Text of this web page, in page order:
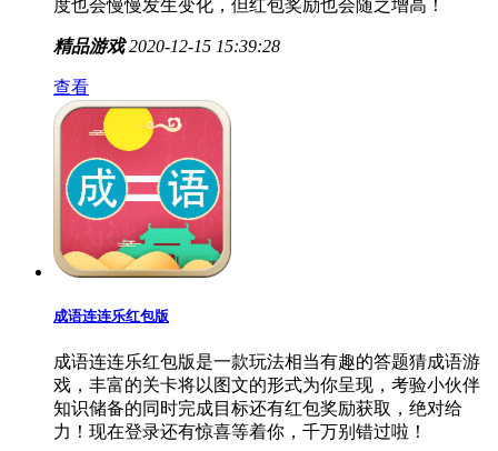
度也会慢慢发生变化，但红包奖励也会随之增高！
精品游戏 2020-12-15 15:39:28
查看
成语连连乐红包版
成语连连乐红包版是一款玩法相当有趣的答题猜成语游
戏，丰富的关卡将以图文的形式为你呈现，考验小伙伴
知识储备的同时完成目标还有红包奖励获取，绝对给
力！现在登录还有惊喜等着你，千万别错过啦！